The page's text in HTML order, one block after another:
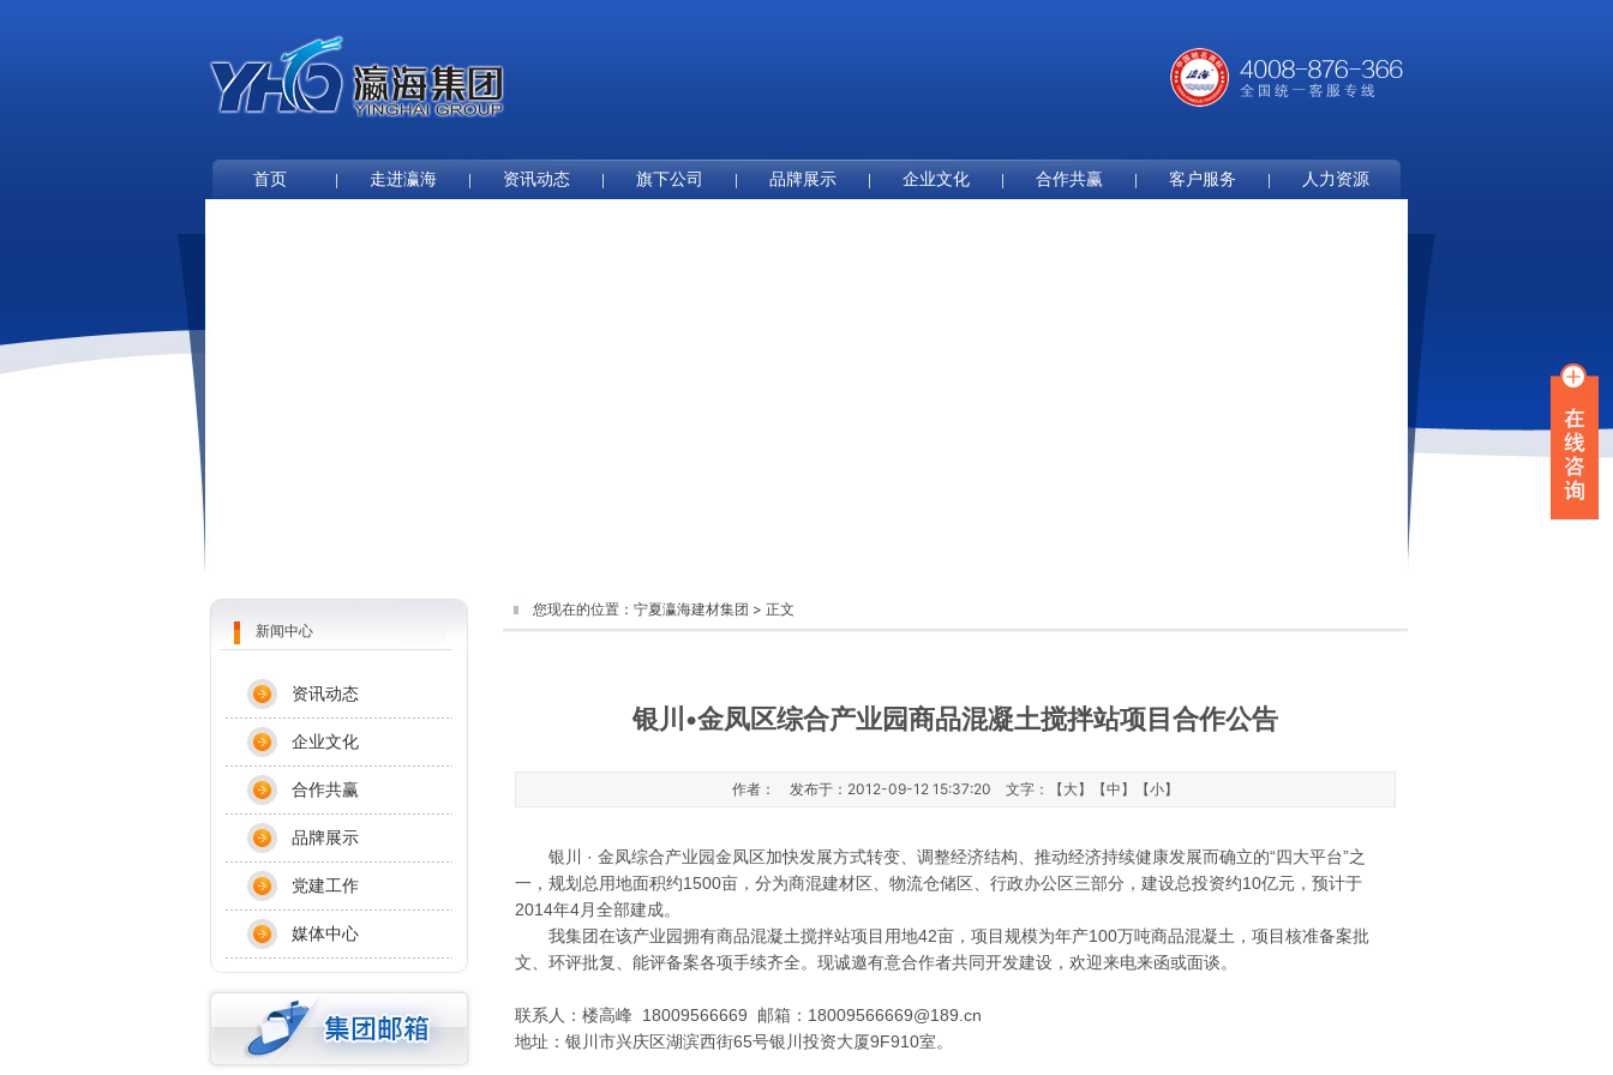
首页 走进瀛海 资讯动态 旗下公司 品牌展示 企业文化 合作共赢 客户服务 人力资源
您现在的位置： 宁夏瀛海建材集团 > 正文
银川•金凤区综合产业园商品混凝土搅拌站项目合作公告
作者： 发布于：2012-09-12 15:37:20 文字：【大】【中】【小】
银川 · 金凤综合产业园金凤区加快发展方式转变、调整经济结构、推动经济持续健康发展而确立的“四大平台”之
一，规划总用地面积约1500亩，分为商混建材区、物流仓储区、行政办公区三部分，建设总投资约10亿元，预计于
2014年4月全部建成。
我集团在该产业园拥有商品混凝土搅拌站项目用地42亩，项目规模为年产100万吨商品混凝土，项目核准备案批
文、环评批复、能评备案各项手续齐全。现诚邀有意合作者共同开发建设，欢迎来电来函或面谈。
联系人：楼高峰 18009566669 邮箱： 18009566669@189.cn
地址：银川市兴庆区湖滨西街65号银川投资大厦9F910室。
新闻中心
资讯动态
企业文化
合作共赢
品牌展示
党建工作
媒体中心